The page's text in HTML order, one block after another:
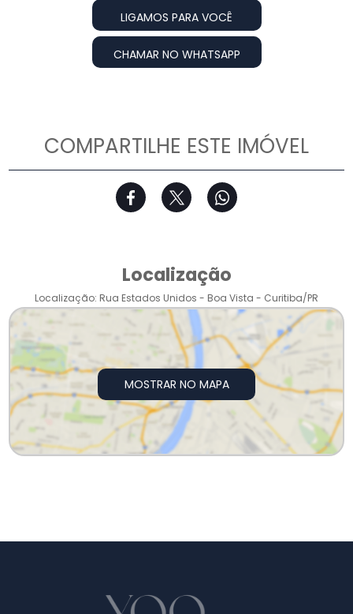
LIGAMOS PARA VOCÊ
CHAMAR NO WHATSAPP
COMPARTILHE ESTE IMÓVEL
Localização
Localização: Rua Estados Unidos - Boa Vista - Curitiba/PR
MOSTRAR NO MAPA